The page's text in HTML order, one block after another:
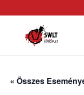
« Összes